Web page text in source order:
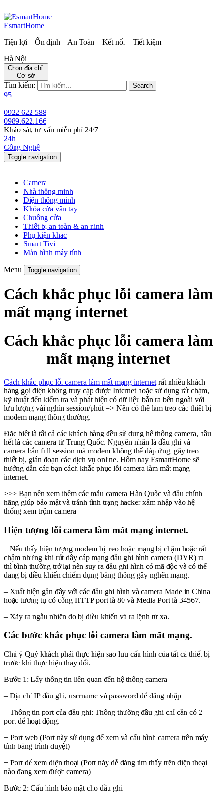
EsmartHome
Tiện lợi – Ổn định – An Toàn – Kết nối – Tiết kiệm
Hà Nội
Chọn địa chỉ:
Cơ sở
Tìm kiếm: Search
95
0922 622 588
0989.622.166
Khảo sát, tư vấn miễn phí 24/7
24h
Công Nghệ
Toggle navigation
Camera
Nhà thông minh
Điện thông minh
Khóa cửa vân tay
Chuông cửa
Thiết bị an toàn & an ninh
Phụ kiện khác
Smart Tivi
Màn hình máy tính
Menu Toggle navigation
Cách khắc phục lỗi camera làm
mất mạng internet
Cách khắc phục lỗi camera làm
mất mạng internet
Cách khắc phục lỗi camera làm mất mạng internet rất nhiều khách
hàng gọi điện không truy cập được Internet hoặc sử dụng rất chậm,
kỹ thuật đến kiểm tra và phát hiện có dữ liệu bắn ra bên ngoài với
lưu lượng vài nghìn session/phút => Nên có thể làm treo các thiết bị
modem mạng thông thường.
Đặc biệt là tất cả các khách hàng đều sử dụng hệ thống camera, hầu
hết là các camera từ Trung Quốc. Nguyên nhân là đầu ghi và
camera bắn full session mà modem không thể đáp ứng, gây treo
thiết bị, gián đoạn các dịch vụ online. Hôm nay EsmartHome sẽ
hướng dẫn các bạn cách khắc phục lỗi camera làm mất mạng
internet.
>>> Bạn nên xem thêm các mẫu camera Hàn Quốc và đầu chính
hãng giúp bảo mật và tránh tình trạng hacker xâm nhập vào hệ
thống xem trộm camera
Hiện tượng lỗi camera làm mất mạng internet.
– Nếu thấy hiện tượng modem bị treo hoặc mạng bị chậm hoặc rất
chậm nhưng khi rút dây cáp mạng đầu ghi hình camera (DVR) ra
thì bình thường trở lại nên suy ra đầu ghi hình có mã độc và có thể
đang bị điều khiển chiếm dụng băng thông gây nghẽn mạng.
– Xuất hiện gần đây với các đầu ghi hình và camera Made in China
hoặc tương tự có cổng HTTP port là 80 và Media Port là 34567.
– Xảy ra ngẫu nhiên do bị điều khiển và ra lệnh từ xa.
Các bước khắc phục lỗi camera làm mất mạng.
Chú ý Quý khách phải thực hiện sao lưu cấu hình của tất cả thiết bị
trước khi thực hiện thay đổi.
Bước 1: Lấy thông tin liên quan đến hệ thống camera
– Địa chỉ IP đầu ghi, username và password để đăng nhập
– Thông tin port của đầu ghi: Thông thường đầu ghi chỉ cần có 2
port để hoạt động.
+ Port web (Port này sử dụng để xem và cấu hình camera trên máy
tính bằng trình duyệt)
+ Port để xem điện thoại (Port này dễ dàng tìm thấy trên điện thoại
nào đang xem được camera)
Bước 2: Cấu hình bảo mật cho đầu ghi